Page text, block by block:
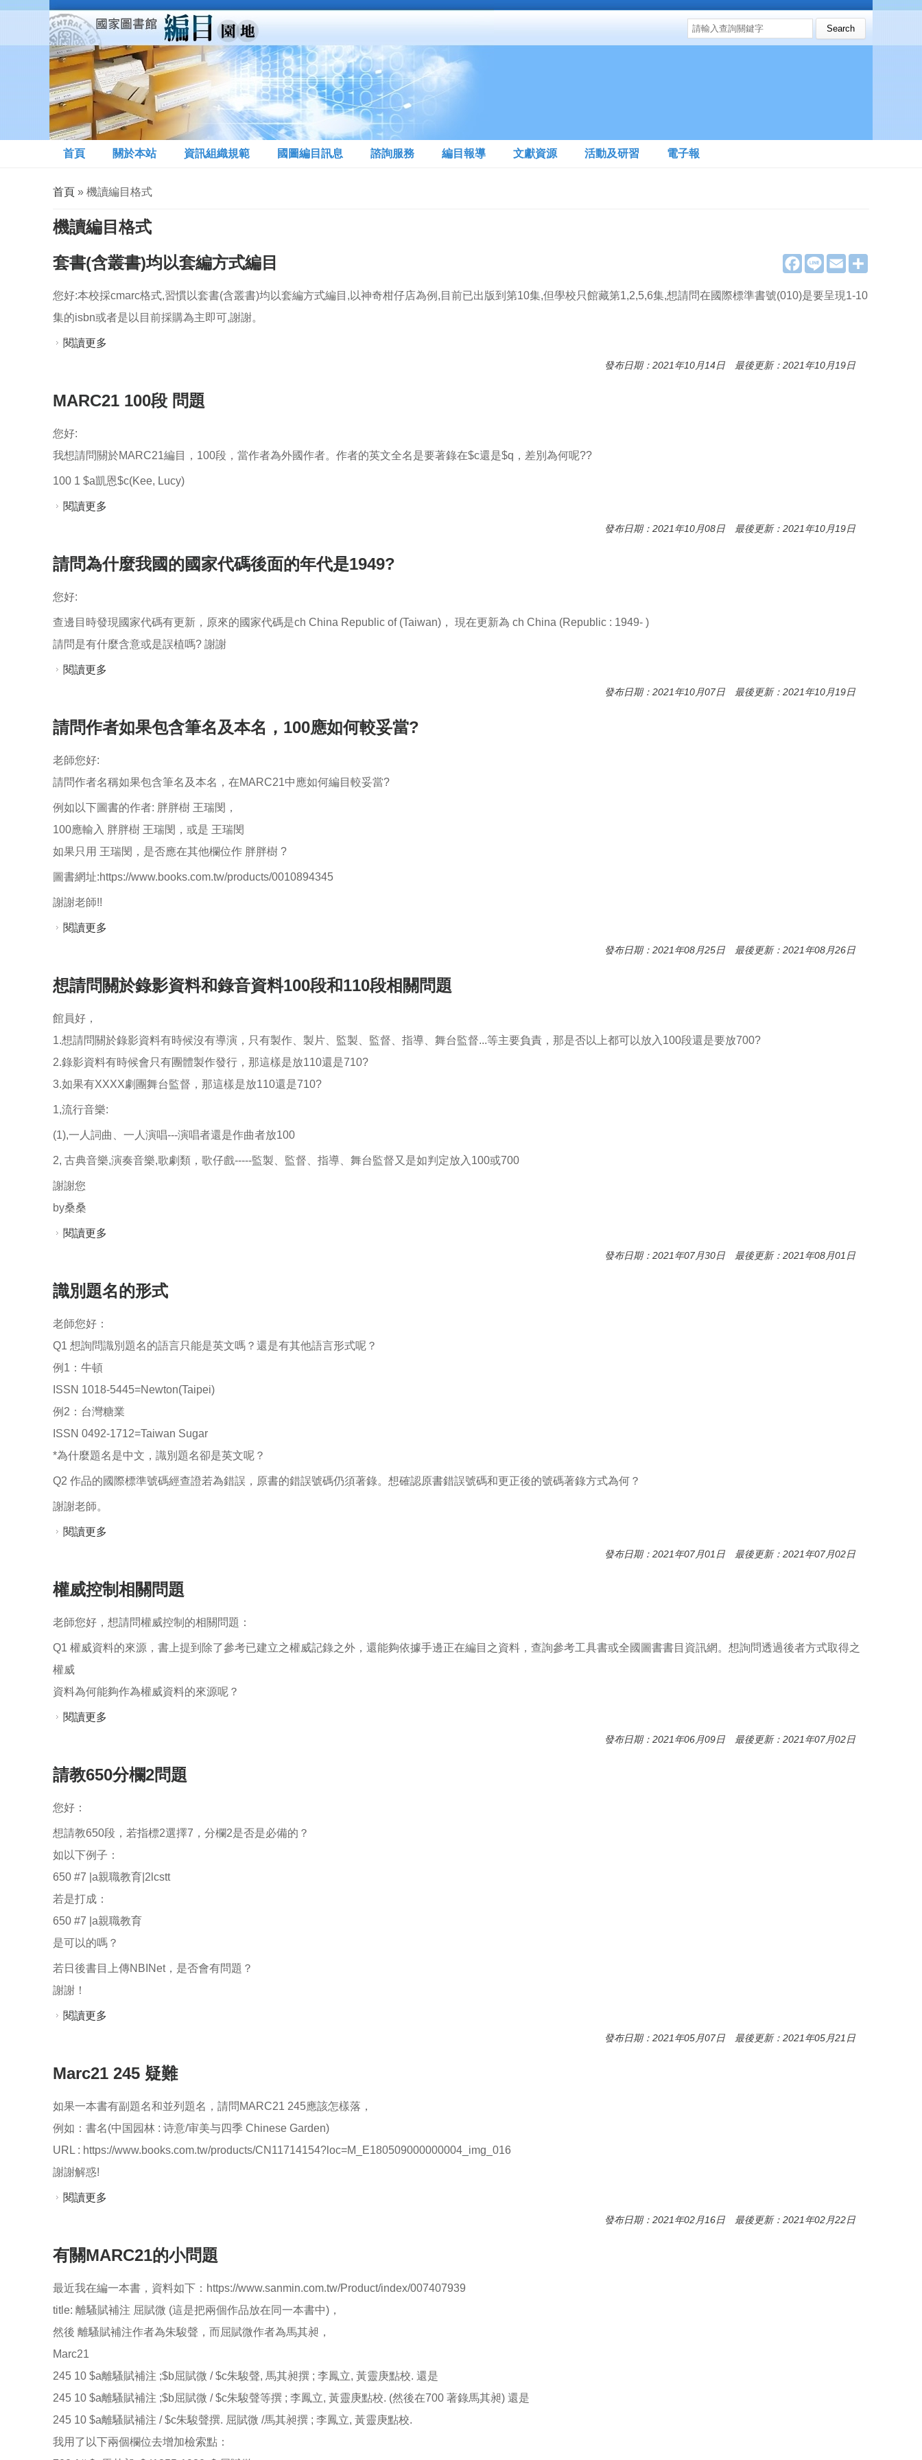
移至主內容
搜尋表單
Search this site
首頁 關於本站 資訊組織規範 國圖編目訊息 諮詢服務 編目報導 文獻資源 活動及研習 電子報
您在這裡
首頁 » 機讀編目格式
機讀編目格式
F
a
e
b
L
e
E
m
i
l
套書(含叢書)均以套編方式編目
您好:本校採cmarc格式,習慣以套書(含叢書)均以套編方式編目,以神奇柑仔店為例,目前已出版到第10集,但學校只館藏第1,2,5,6集,想請問在國際標準書號(010)是要呈現1-10
集的isbn或者是以目前採購為主即可,謝謝。
閱讀更多
發布日期：2021年10月14日 最後更新：2021年10月19日
MARC21 100段 問題
您好:
我想請問關於MARC21編目，100段，當作者為外國作者。作者的英文全名是要著錄在$c還是$q，差別為何呢??
100 1 $a凱恩$c(Kee, Lucy)
閱讀更多
發布日期：2021年10月08日 最後更新：2021年10月19日
請問為什麼我國的國家代碼後面的年代是1949?
您好:
查邊目時發現國家代碼有更新，原來的國家代碼是ch China Republic of (Taiwan)， 現在更新為 ch China (Republic : 1949- )
請問是有什麼含意或是誤植嗎? 謝謝
閱讀更多
發布日期：2021年10月07日 最後更新：2021年10月19日
請問作者如果包含筆名及本名，100應如何較妥當?
老師您好:
請問作者名稱如果包含筆名及本名，在MARC21中應如何編目較妥當?
例如以下圖書的作者: 胖胖樹 王瑞閔，
100應輸入 胖胖樹 王瑞閔，或是 王瑞閔
如果只用 王瑞閔，是否應在其他欄位作 胖胖樹 ?
圖書網址:https://www.books.com.tw/products/0010894345
謝謝老師!!
閱讀更多
發布日期：2021年08月25日 最後更新：2021年08月26日
想請問關於錄影資料和錄音資料100段和110段相關問題
館員好，
1.想請問關於錄影資料有時候沒有導演，只有製作、製片、監製、監督、指導、舞台監督...等主要負責，那是否以上都可以放入100段還是要放700?
2.錄影資料有時候會只有團體製作發行，那這樣是放110還是710?
3.如果有XXXX劇團舞台監督，那這樣是放110還是710?
1,流行音樂:
(1),一人詞曲、一人演唱---演唱者還是作曲者放100
2, 古典音樂,演奏音樂,歌劇類，歌仔戲-----監製、監督、指導、舞台監督又是如判定放入100或700
謝謝您
by桑桑
閱讀更多
發布日期：2021年07月30日 最後更新：2021年08月01日
識別題名的形式
老師您好：
Q1 想詢問識別題名的語言只能是英文嗎？還是有其他語言形式呢？
例1：牛頓
ISSN 1018-5445=Newton(Taipei)
例2：台灣糖業
ISSN 0492-1712=Taiwan Sugar
*為什麼題名是中文，識別題名卻是英文呢？
Q2 作品的國際標準號碼經查證若為錯誤，原書的錯誤號碼仍須著錄。想確認原書錯誤號碼和更正後的號碼著錄方式為何？
謝謝老師。
閱讀更多
發布日期：2021年07月01日 最後更新：2021年07月02日
權威控制相關問題
老師您好，想請問權威控制的相關問題：
Q1 權威資料的來源，書上提到除了參考已建立之權威記錄之外，還能夠依據手邊正在編目之資料，查詢參考工具書或全國圖書書目資訊網。想詢問透過後者方式取得之
權威
資料為何能夠作為權威資料的來源呢？
閱讀更多
發布日期：2021年06月09日 最後更新：2021年07月02日
請教650分欄2問題
您好：
想請教650段，若指標2選擇7，分欄2是否是必備的？
如以下例子：
650 #7 |a親職教育|2lcstt
若是打成：
650 #7 |a親職教育
是可以的嗎？
若日後書目上傳NBINet，是否會有問題？
謝謝！
閱讀更多
發布日期：2021年05月07日 最後更新：2021年05月21日
Marc21 245 疑難
如果一本書有副題名和並列題名，請問MARC21 245應該怎樣落，
例如：書名(中国园林 : 诗意/审美与四季 Chinese Garden)
URL : https://www.books.com.tw/products/CN11714154?loc=M_E180509000000004_img_016
謝謝解惑!
閱讀更多
發布日期：2021年02月16日 最後更新：2021年02月22日
有關MARC21的小問題
最近我在編一本書，資料如下：https://www.sanmin.com.tw/Product/index/007407939
title: 離騷賦補注 屈賦微 (這是把兩個作品放在同一本書中)，
然後 離騷賦補注作者為朱駿聲，而屈賦微作者為馬其昶，
Marc21
245 10 $a離騷賦補注 ;$b屈賦微 / $c朱駿聲, 馬其昶撰 ; 李鳳立, 黃靈庚點校. 還是
245 10 $a離騷賦補注 ;$b屈賦微 / $c朱駿聲等撰 ; 李鳳立, 黃靈庚點校. (然後在700 著錄馬其昶) 還是
245 10 $a離騷賦補注 / $c朱駿聲撰. 屈賦微 /馬其昶撰 ; 李鳳立, 黃靈庚點校.
我用了以下兩個欄位去增加檢索點：